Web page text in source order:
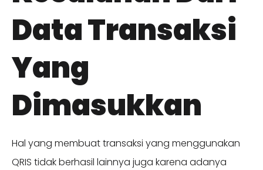
Data Transaksi
Yang
Dimasukkan
Hal yang membuat transaksi yang menggunakan
QRIS tidak berhasil lainnya juga karena adanya